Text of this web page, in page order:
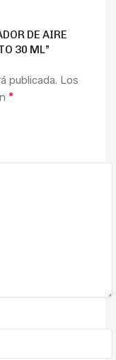
DE AIRE
30 ML”
publicada. Los
*